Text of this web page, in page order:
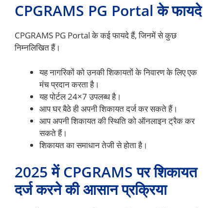
CPGRAMS PG Portal के फायदे
CPGRAMS PG Portal के कई फायदे हैं, जिनमें से कुछ
निम्नलिखित हैं।
यह नागरिकों को उनकी शिकायतों के निवारण के लिए एक
मंच प्रदान करता है।
यह पोर्टल 24×7 उपलब्ध है।
आप घर बैठे ही अपनी शिकायत दर्ज कर सकते हैं।
आप अपनी शिकायत की स्थिति को ऑनलाइन ट्रैक कर
सकते हैं।
शिकायत का समाधान तेजी से होता है।
2025 में CPGRAMS पर शिकायत
दर्ज करने की आसान प्रक्रिया